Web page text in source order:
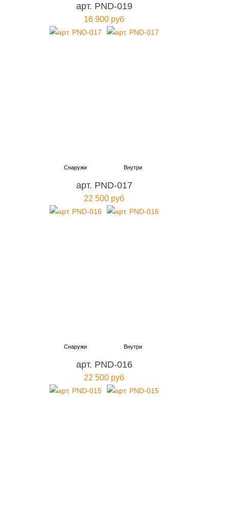
арт. PND-019
16 900 руб
арт. PND-017
22 500 руб
арт. PND-016
22 500 руб